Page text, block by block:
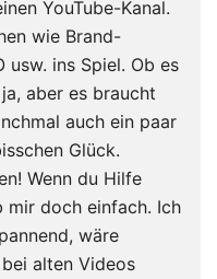
YouTube-Kanal.
wie Brand-
usw. ins Spiel. Ob es
aber es braucht
auch ein paar
Glück.
Wenn du Hilfe
mir doch einfach. Ich
wäre
bei alten Videos